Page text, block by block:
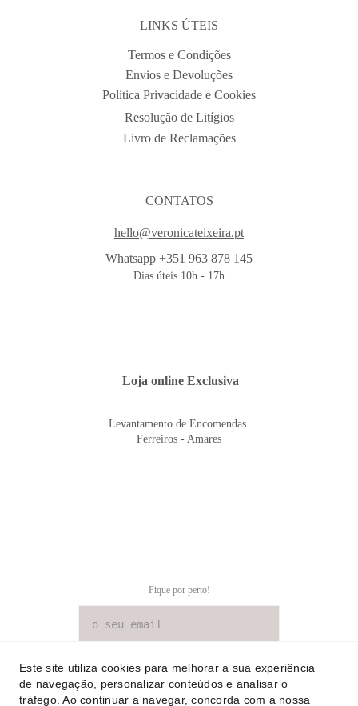
Fique por perto!
LINKS ÚTEIS
Termos e Condições
Loja online Exclusiva
Envios e Devoluções
Política Privacidade e Cookies
Resolução de Litígios
Livro de Reclamações
CONTATOS
Whatsapp +351 963 878 145
Dias úteis 10h - 17h
hello@veronicateixeira.pt
Levantamento de Encomendas
Ferreiros - Amares
Este site utiliza cookies para melhorar a sua experiência
de navegação, personalizar conteúdos e analisar o
tráfego. Ao continuar a navegar, concorda com a nossa